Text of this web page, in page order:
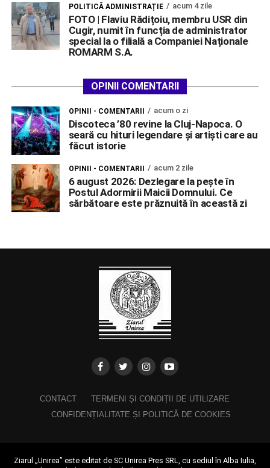
POLITICĂ ADMINISTRAȚIE acum 4 zile
FOTO | Flaviu Rădițoiu, membru USR din
Cugir, numit în funcția de administrator
special la o filială a Companiei Naționale
ROMARM S.A.
OPINII COMENTARII
OPINII - COMENTARII acum o zi
Discoteca ’80 revine la Cluj-Napoca. O
seară cu hituri legendare și artiști care au
făcut istorie
OPINII - COMENTARII acum 2 zile
6 august 2026: Dezlegare la pește în
Postul Adormirii Maicii Domnului. Ce
sărbătoare este prăznuită în această zi
CONTACT
TERMENI ȘI CONDIȚII DE UTILIZARE
CONFIDENȚIALITATE ȘI POLITICĂ DE COOKIES
Ziarul „Unirea” este editat de SC Unirea Pres SRL, cu sediul în Alba Iulia,